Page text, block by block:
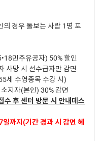
경우 돌보는 사람 1명 포
민주유공자) 50% 할인
사망 시 선수급자만 감면
세 수영종목 수강 시)
지자(본인) 30% 감면
수 후 센터 방문 시 안내데스
까지(기간 경과 시 감면 혜